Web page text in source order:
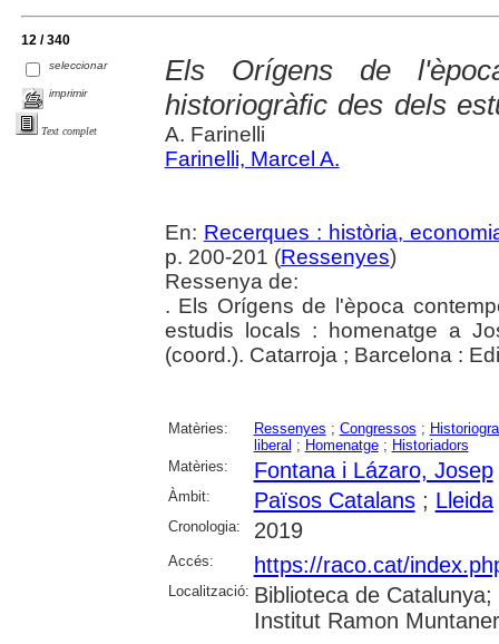
12 / 340
seleccionar
imprimir
Text complet
Els Orígens de
historiogràfic des dels
A. Farinelli
Farinelli, Marcel A.
En: Recerques : història,
p. 200-201 (Ressenyes)
Ressenya de:
. Els Orígens de l'època
estudis locals : homenatge a
(coord.). Catarroja ; Barcelona :
Matèries: Ressenyes ; Congressos ;
liberal ; Homenatge; Historiadors
Matèries:
Fontana i Lázaro, Josep
Àmbit: Països Catalans; Lleida
Cronologia: 2019
Accés: https://raco.cat/
Localització: Biblioteca de
Institut Ramon